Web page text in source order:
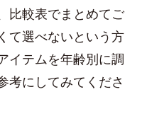
比較表でまとめてご
て選べないという方
イテムを年齢別に調
考にしてみてくださ